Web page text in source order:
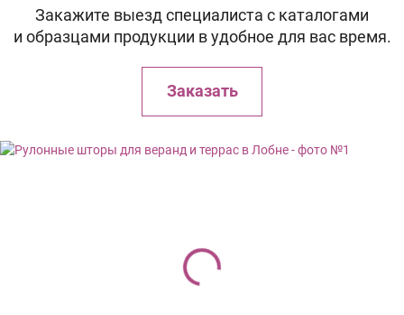
Закажите выезд специалиста с каталогами
и образцами продукции в удобное для вас время.
Заказать